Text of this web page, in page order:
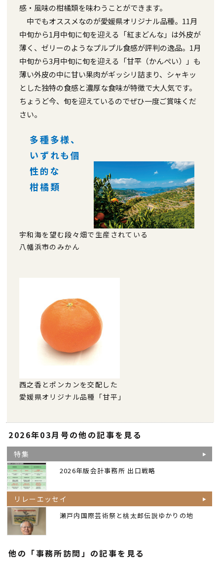
多種多様、
いずれも個
性的な
柑橘類
宇和海を望む段々畑で生産されている
八幡浜市のみかん
西之香とポンカンを交配した
愛媛県オリジナル品種「甘平」
感・風味の柑橘類を味わうことができます。
中でもオススメなのが愛媛県オリジナル品種。11月
中旬から1月中旬に旬を迎える「紅まどんな」は外皮が
薄く、ゼリーのようなプルプル食感が評判の逸品。1月
中旬から3月中旬に旬を迎える「甘平（かんぺい）」も
薄い外皮の中に甘い果肉がギッシリ詰まり、シャキッ
とした独特の食感と濃厚な食味が特徴で大人気です。
ちょうど今、旬を迎えているのでぜひ一度ご賞味くだ
さい。
2026年03月号の他の記事を見る
特集
2026年版会計事務所 出口戦略
リレーエッセイ
瀬戸内国際芸術祭と桃太郎伝説ゆかりの地
他の「事務所訪問」の記事を見る